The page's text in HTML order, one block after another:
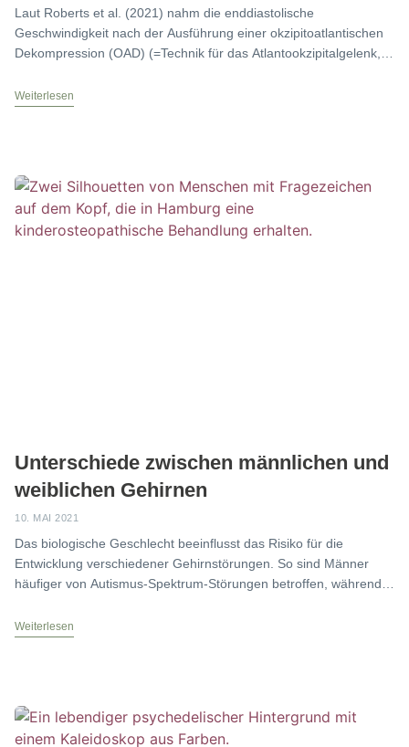
Laut Roberts et al. (2021) nahm die enddiastolische
Geschwindigkeit nach der Ausführung einer okzipitoatlantischen
Dekompression (OAD) (=Technik für das Atlantookzipitalgelenk,
Weiterlesen
Unterschiede zwischen männlichen und
weiblichen Gehirnen
10. MAI 2021
Das biologische Geschlecht beeinflusst das Risiko für die
Entwicklung verschiedener Gehirnstörungen. So sind Männer
häufiger von Autismus-Spektrum-Störungen betroffen, während
Weiterlesen